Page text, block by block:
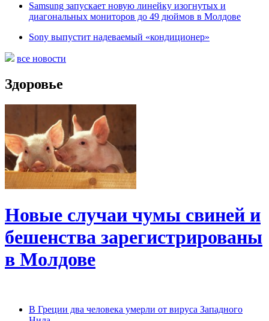
Samsung запускает новую линейку изогнутых и
диагональных мониторов до 49 дюймов в Молдове
Sony выпустит надеваемый «кондиционер»
все новости
Здоровье
Новые случаи чумы свиней и
бешенства зарегистрированы
в Молдове
В Греции два человека умерли от вируса Западного